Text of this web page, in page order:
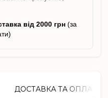
від 2000 грн (за
ДОСТАВКА ТА ОПЛАТА